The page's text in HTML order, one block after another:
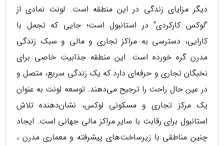
دیگر مزایای زندگی در این منطقه است. لونت نمادی از
"لوکس کارکردی" در استانبول است؛ جایی که تجمل با
کارایی، دسترسی به مراکز تجاری و مالی و سبک زندگی
مدرن گره خورده است. این منطقه جذابیت خاصی برای
نخبگان تجاری و حرفه‌ای دارد که یک زندگی سریع، متصل و
در عین حال راحت را ترجیح می‌دهند. توسعه لونت به عنوان
یک مرکز تجاری و مسکونی لوکس، نشان‌دهنده تلاش
استانبول برای رقابت با سایر مراکز مالی جهانی است. ایجاد
چنین مناطقی با زیرساخت‌های پیشرفته و معماری مدرن ،